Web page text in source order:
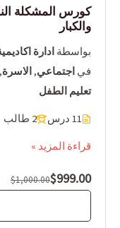
كورس المشكلة
والكبار
بواسطة ادارة
في اجتماعي, الاسرة,
تعليم الطفل
11 درس 2 طالب
قراءة المزيد »
$1,000.00$999.00